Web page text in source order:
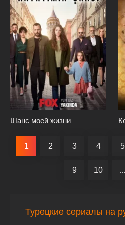
Шанс моей жизни
1 2 3 4 5
9 10 ...
Турецкие сериалы на